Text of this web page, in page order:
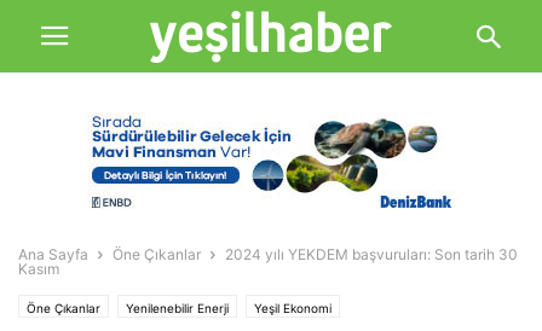
Ana Sayfa Öne Çıkanlar
2024 yılı YEKDEM başvuruları: Son tarih 30
Kasım
Öne Çıkanlar Yenilenebilir Enerji Yeşil Ekonomi